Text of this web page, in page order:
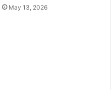
May 13, 2026